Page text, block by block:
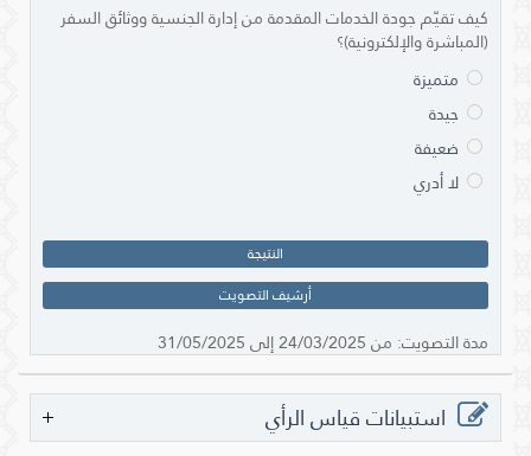
كيف تقيّم جودة الخدمات المقدمة من إدارة الجنسية ووثائق السفر
(المباشرة والإلكترونية)؟
هذا
التصويت
منتهي
الصلاحية.
متميزة
جيدة
ضعيفة
لا أدري
النتيجة
أرشيف التصويت
مدة التصويت: من 24/03/2025 إلى 31/05/2025
استبيانات قياس الرأي